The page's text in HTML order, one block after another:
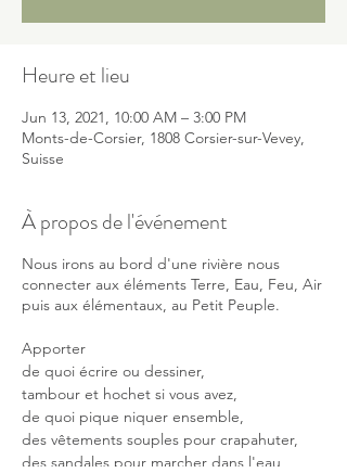
Heure et lieu
Jun 13, 2021, 10:00 AM – 3:00 PM
Monts-de-Corsier, 1808 Corsier-sur-Vevey,
Suisse
À propos de l'événement
Nous irons au bord d'une rivière nous
connecter aux éléments Terre, Eau, Feu, Air
puis aux élémentaux, au Petit Peuple.
Apporter
de quoi écrire ou dessiner,
tambour et hochet si vous avez,
de quoi pique niquer ensemble,
des vêtements souples pour crapahuter,
des sandales pour marcher dans l'eau,